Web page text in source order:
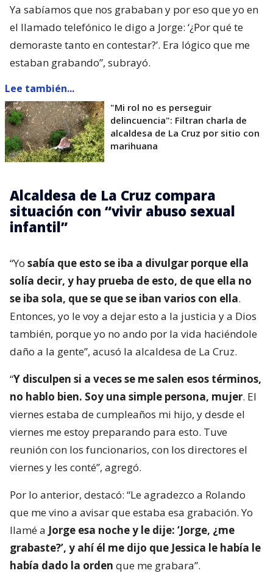
Ya sabíamos que nos grababan y por eso que yo en
el llamado telefónico le digo a Jorge: ‘¿Por qué te
demoraste tanto en contestar?’. Era lógico que me
estaban grabando”, subrayó.
Lee también...
"Mi rol no es perseguir
delincuencia": Filtran charla de
alcaldesa de La Cruz por sitio con
marihuana
Alcaldesa de La Cruz compara
situación con “vivir abuso sexual
infantil”
“Yo sabía que esto se iba a divulgar porque ella
solía decir, y hay prueba de esto, de que ella no
se iba sola, que se que se iban varios con ella.
Entonces, yo le voy a dejar esto a la justicia y a Dios
también, porque yo no ando por la vida haciéndole
daño a la gente”, acusó la alcaldesa de La Cruz.
“Y disculpen si a veces se me salen esos términos,
no hablo bien. Soy una simple persona, mujer. El
viernes estaba de cumpleaños mi hijo, y desde el
viernes me estoy preparando para esto. Tuve
reunión con los funcionarios, con los directores el
viernes y les conté”, agregó.
Por lo anterior, destacó: “Le agradezco a Rolando
que me vino a avisar que estaba esa grabación. Yo
llamé a Jorge esa noche y le dije: ‘Jorge, ¿me
grabaste?’, y ahí él me dijo que Jessica le había le
había dado la orden que me grabara”.